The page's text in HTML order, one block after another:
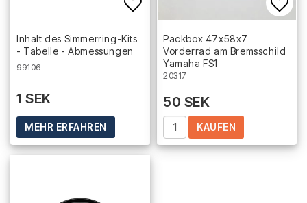
Add to list of favorites
Inhalt des Simmerring-Kits
- Tabelle - Abmessungen
99106
1 SEK
MEHR ERFAHREN
Packbox 47x58x7
Vorderrad am Bremsschild
Yamaha FS1
20317
50 SEK
KAUFEN